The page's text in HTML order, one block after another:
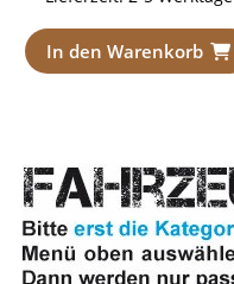
In den Warenkorb